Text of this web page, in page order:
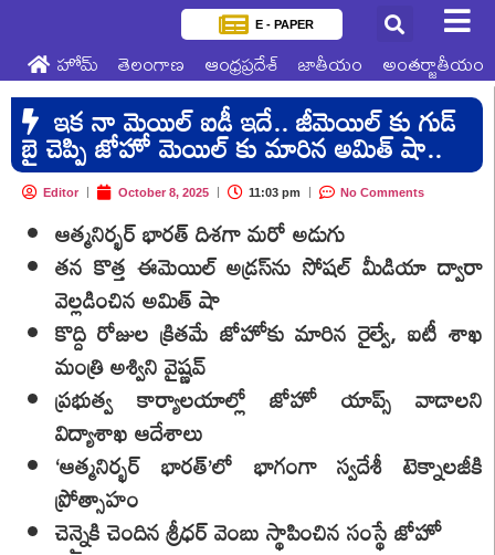
E - PAPER
హోమ్ తెలంగాణ ఆంధ్రప్రదేశ్ జాతీయం అంతర్జాతీయం
ఇక నా మెయిల్ ఐడీ ఇదే.. జీమెయిల్ కు గుడ్
బై చెప్పి జోహో మెయిల్ కు మారిన అమిత్ షా..
Editor October 8, 2025 11:03 pm No Comments
ఆత్మనిర్భర్ భారత్ దిశగా మరో అడుగు
తన కొత్త ఈమెయిల్ అడ్రస్‌ను సోషల్ మీడియా ద్వారా
వెల్లడించిన అమిత్ షా
కొద్ది రోజుల క్రితమే జోహోకు మారిన రైల్వే, ఐటీ శాఖ
మంత్రి అశ్విని వైష్ణవ్
ప్రభుత్వ కార్యాలయాల్లో జోహో యాప్స్ వాడాలని
విద్యాశాఖ ఆదేశాలు
‘ఆత్మనిర్భర్ భారత్’లో భాగంగా స్వదేశీ టెక్నాలజీకి
ప్రోత్సాహం
చెన్నైకి చెందిన శ్రీధర్ వెంబు స్థాపించిన సంస్థే జోహో